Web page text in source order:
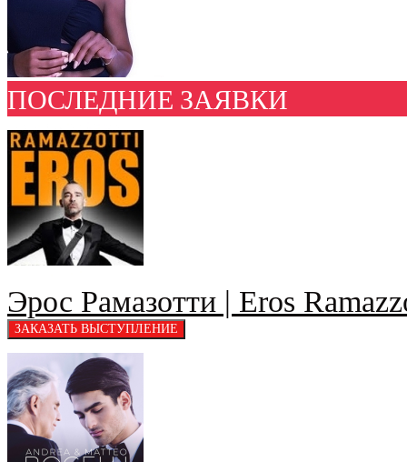
ПОСЛЕДНИЕ ЗАЯВКИ
Эрос Рамазотти | Eros